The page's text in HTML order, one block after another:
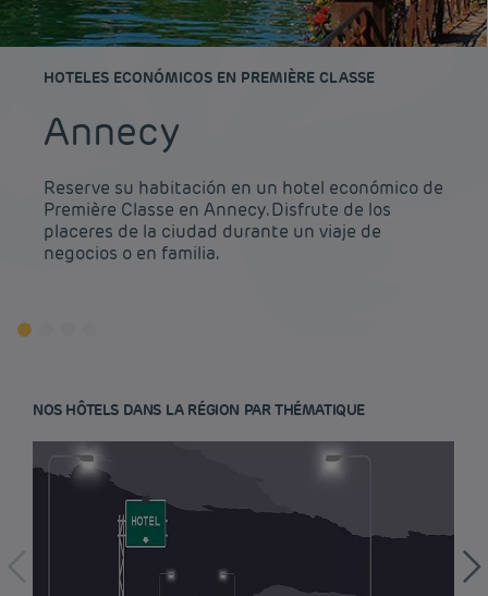
HOTELES ECONÓMICOS EN PREMIÈRE CLASSE
Annecy
Reserve su habitación en un hotel económico de
Première Classe en Annecy. Disfrute de los
placeres de la ciudad durante un viaje de
negocios o en familia.
NOS HÔTELS DANS LA RÉGION PAR THÉMATIQUE